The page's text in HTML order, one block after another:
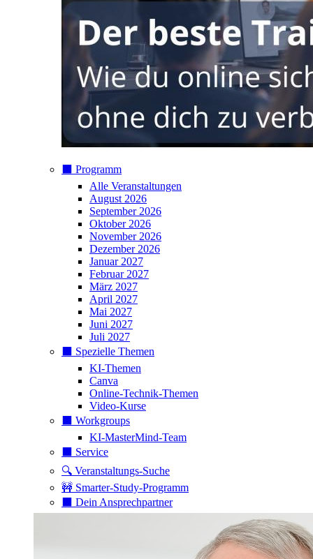
⬛️ Programm
Alle Veranstaltungen
August 2026
September 2026
Oktober 2026
November 2026
Dezember 2026
Januar 2027
Februar 2027
März 2027
April 2027
Mai 2027
Juni 2027
Juli 2027
⬛️ Spezielle Themen
KI-Themen
Canva
Online-Technik-Themen
Video-Kurse
⬛️ Workgroups
KI-MasterMind-Team
⬛️ Service
🔍 Veranstaltungs-Suche
🚧 Smarter-Study-Programm
⬛️ Dein Ansprechpartner